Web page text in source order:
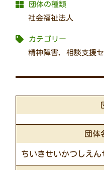
団体の種類
社会福祉法人
カテゴリー
精神障害,相談支援
団体
ちいきせいかつしえ